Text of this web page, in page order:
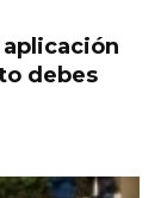
debes